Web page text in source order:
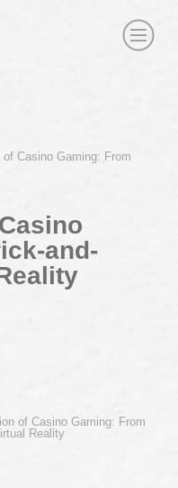
Casino Gaming: From
and-
of Casino Gaming: From
Reality